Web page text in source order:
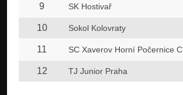
9 SK Hostivař
10 Sokol Kolovraty
11 SC Xaverov Horní Počernice C
12 TJ Junior Praha